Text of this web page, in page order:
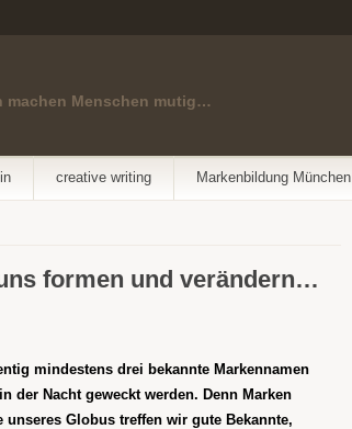
machen Menschen mutig…
creative writing Markenbildung München
formen und verändern…
mindestens drei bekannte Markennamen
der Nacht geweckt werden. Denn Marken
unseres Globus treffen wir gute Bekannte,